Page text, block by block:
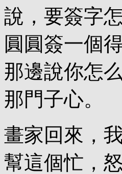
說，要簽字
圓圓簽一個
那邊說你怎
那門子心。
畫家回來，
幫這個忙，